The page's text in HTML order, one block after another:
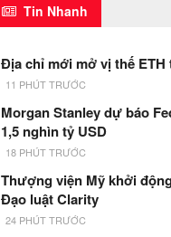
Tin Nhanh
Địa chỉ mới mở vị thế ETH
11 PHÚT TRƯỚC
Morgan Stanley dự báo
1,5 nghìn tỷ USD
18 PHÚT TRƯỚC
Thượng viện Mỹ khởi
Đạo luật Clarity
24 PHÚT TRƯỚC